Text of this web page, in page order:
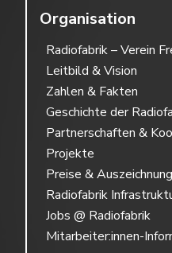
Organisation
Radiofabrik – Verein
Leitbild & Vision
Zahlen & Fakten
Geschichte der
Partnerschaften &
Projekte
Preise &
Radiofabrik
Jobs @ Radiofabrik
Mitarbeiter:innen-